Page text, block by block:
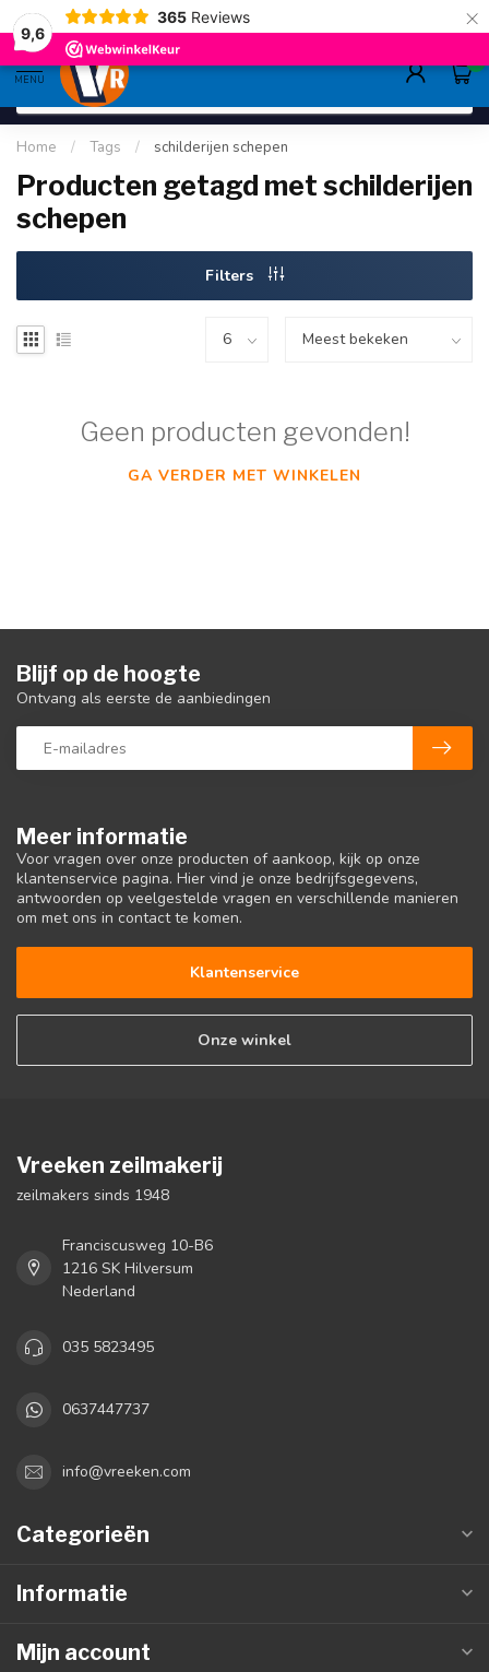
9,6
365 Reviews ×
gratis verzending>80,-
MENU
0
Home / Tags / schilderijen schepen
Producten getagd met schilderijen
schepen
Filters
Geen producten gevonden!
GA VERDER MET WINKELEN
Meer informatie
Voor vragen over onze producten of aankoop, kijk op onze
klantenservice pagina. Hier vind je onze bedrijfsgegevens,
antwoorden op veelgestelde vragen en verschillende manieren
om met ons in contact te komen.
Klantenservice
Onze winkel
Blijf op de hoogte
Ontvang als eerste de aanbiedingen
Vreeken zeilmakerij
zeilmakers sinds 1948
Franciscusweg 10-B6
1216 SK Hilversum
Nederland
035 5823495
0637447737
info@vreeken.com
Categorieën
Informatie
Mijn account